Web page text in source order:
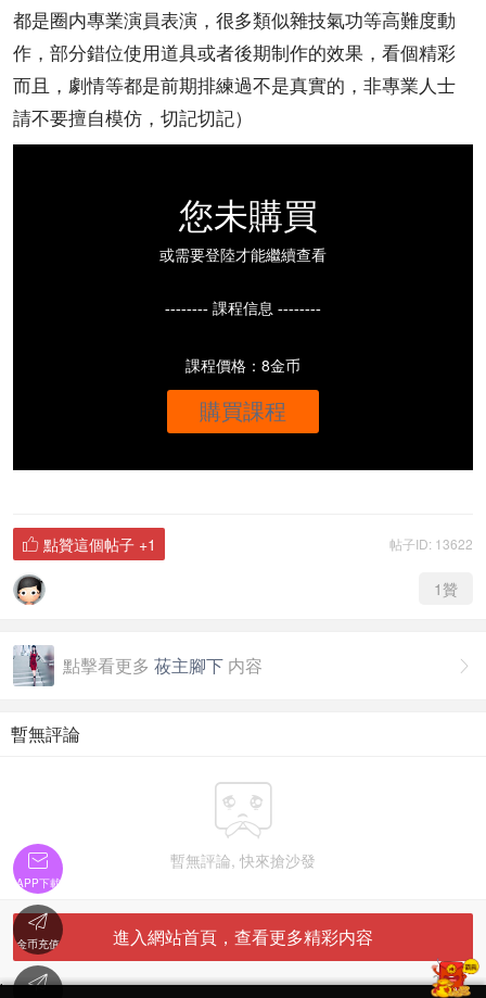
都是圈内專業演員表演，很多類似雜技氣功等高難度動
作，部分錯位使用道具或者後期制作的效果，看個精彩
而且，劇情等都是前期排練過不是真實的，非專業人士
請不要擅自模仿，切記切記）
您未購買
或需要登陸才能繼續查看
-------- 課程信息 --------
課程價格：8金币
購買課程
帖子ID: 13622
 點贊這個帖子 +1
1贊

點擊看更多 莜主腳下 内容
暫無評論

暫無評論, 快來搶沙發
進入網站首頁，查看更多精彩内容
'

APP下載

金币充值
